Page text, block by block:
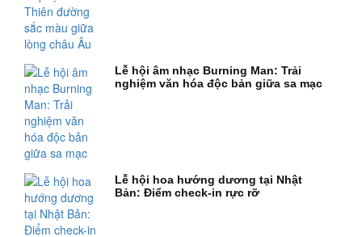
Lễ hội âm nhạc Burning Man: Trải
nghiệm văn hóa độc bản giữa sa mạc
Lễ hội hoa hướng dương tại Nhật
Bản: Điểm check-in rực rỡ